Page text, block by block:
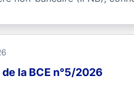
la BCE n°5/2026